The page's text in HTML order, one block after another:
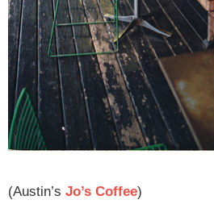
(Austin’s Jo’s Coffee)